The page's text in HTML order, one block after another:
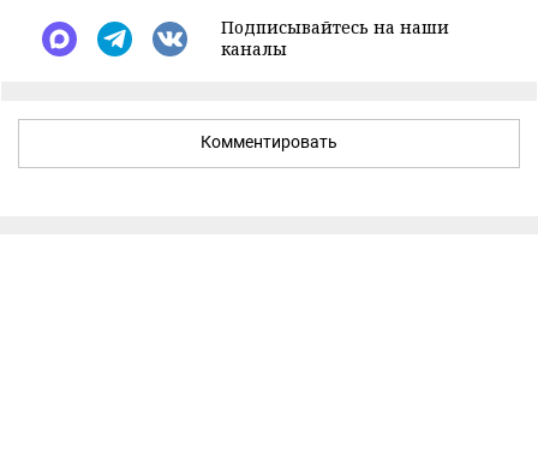
Подписывайтесь на наши
каналы
Комментировать